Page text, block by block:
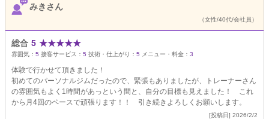
みきさん
（女性/40代/会社員）
総合 5 ★★★★★
雰囲気： 5 接客サービス： 5 技術・仕上がり： 5 メニュー・料金： 3
体験で行かせて頂きました！
初めてのパーソナルジムだったので、緊張もありましたが、トレーナーさん
の雰囲気もよく1時間があっという間と、自分の目標も見えました！ これ
から月4回のペースで頑張ります！！ 引き続きよろしくお願いします。
[投稿日] 2026/2/2